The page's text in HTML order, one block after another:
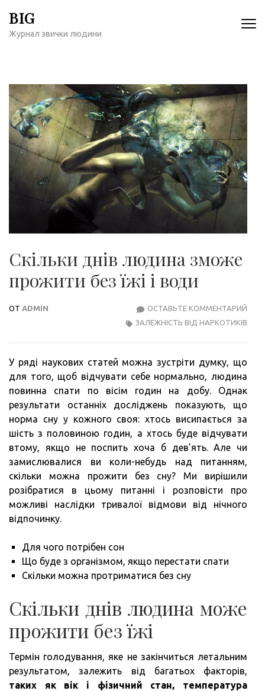
содержимому
BIG
Журнал звички людини
Скільки днів людина зможе
прожити без їжі і води
ОТ ADMIN ОСТАВЬТЕ КОММЕНТАРИЙ
ЗАЛЕЖНІСТЬ ВІД НАРКОТИКІВ
У ряді наукових статей можна зустріти думку, що
для того, щоб відчувати себе нормально, людина
повинна спати по вісім годин на добу. Однак
результати останніх досліджень показують, що
норма сну у кожного своя: хтось висипається за
шість з половиною годин, а хтось буде відчувати
втому, якщо не поспить хоча б дев’ять. Але чи
замислювалися ви коли-небудь над питанням,
скільки можна прожити без сну? Ми вирішили
розібратися в цьому питанні і розповісти про
можливі наслідки тривалої відмови від нічного
відпочинку.
Для чого потрібен сон
Що буде з організмом, якщо перестати спати
Скільки можна протриматися без сну
Скільки днів людина може
прожити без їжі
Термін голодування, яке не закінчиться летальним
результатом, залежить від багатьох факторів,
таких як вік і фізичний стан, температура